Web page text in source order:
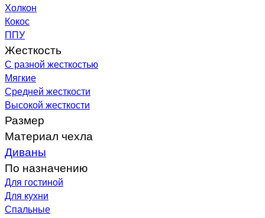
Холкон
Кокос
ППУ
Жесткость
С разной жесткостью
Мягкие
Средней жесткости
Высокой жесткости
Размер
Материал чехла
Диваны
По назначению
Для гостиной
Для кухни
Спальные